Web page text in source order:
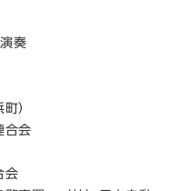
奏
）
会
会